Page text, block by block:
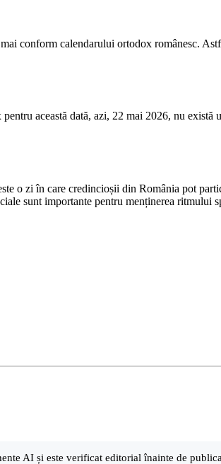
conform calendarului ortodox românesc.
această dată, azi, 22 mai 2026, nu
o zi în care credincioșii din România pot
sunt importante pentru menținerea ritmului
AI și este verificat editorial înainte de